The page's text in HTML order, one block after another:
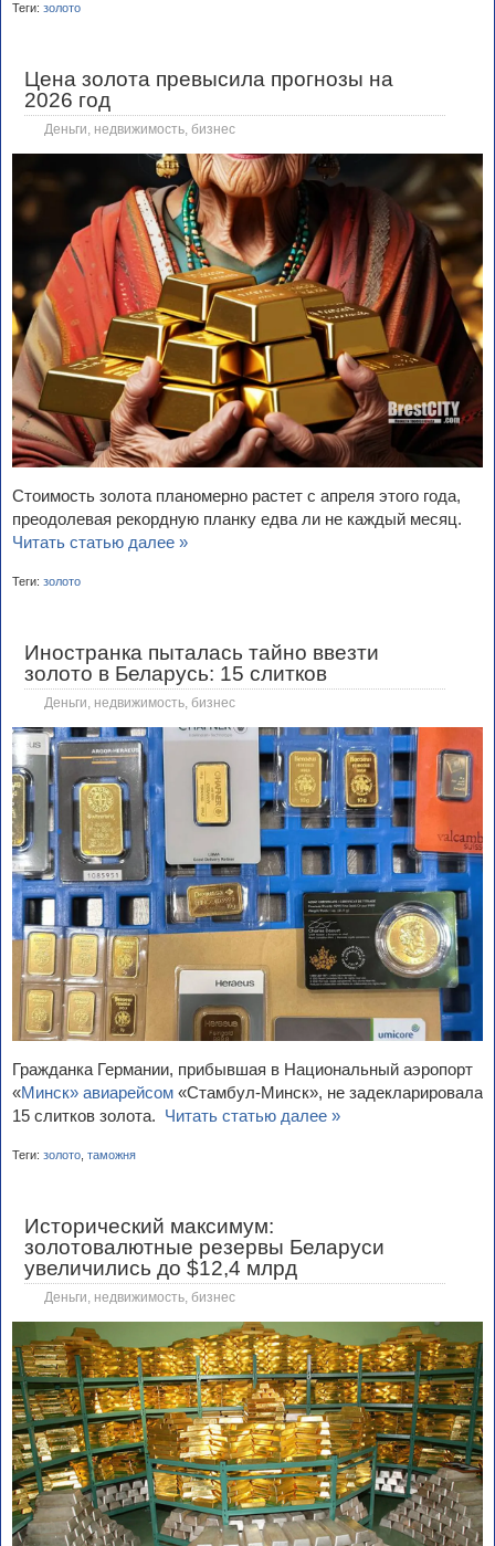
Теги: золото
Цена золота превысила прогнозы на
2026 год
Деньги, недвижимость, бизнес
Стоимость золота планомерно растет с апреля этого года,
преодолевая рекордную планку едва ли не каждый месяц.
Читать статью далее »
Теги: золото
Иностранка пыталась тайно ввезти
золото в Беларусь: 15 слитков
Деньги, недвижимость, бизнес
Гражданка Германии, прибывшая в Национальный аэропорт
«Минск» авиарейсом «Стамбул-Минск», не задекларировала
15 слитков золота. Читать статью далее »
Теги: золото таможня
Исторический максимум:
золотовалютные резервы Беларуси
увеличились до $12,4 млрд
Деньги, недвижимость, бизнес